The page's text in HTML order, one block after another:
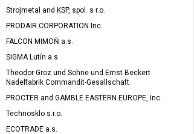
Strojmetal and KSP, spol. s r.o.
PRODAIR CORPORATION Inc.
FALCON MIMOŇ a.s.
SIGMA Lutín a.s
Theodor Groz und Sohne und Ernst Beckert
Nadelfabrik Commandit-Gesallschaft
PROCTER and GAMBLE EASTERN EUROPE, Inc.
Technosklo s.r.o.
ECOTRADE a.s.